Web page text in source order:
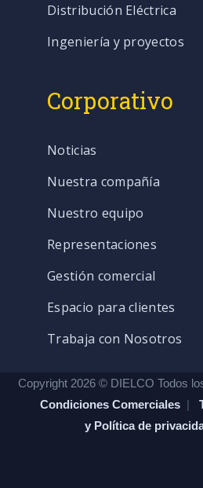
Distribución Eléctrica
Ingeniería y proyectos
Corporativo
Noticias
Nuestra compañía
Nuestro equipo
Representaciones
Gestión comercial
Espacio para clientes
Trabaja con Nosotros
Copyright 2026 © DIELCO Todos
Condiciones Comerciales |
y Política de